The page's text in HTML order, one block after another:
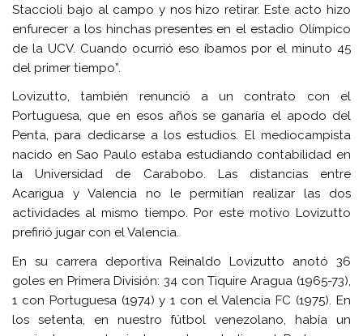
Staccioli bajo al campo y nos hizo retirar. Este acto hizo
enfurecer a los hinchas presentes en el estadio Olímpico
de la UCV. Cuando ocurrió eso íbamos por el minuto 45
del primer tiempo”.
Lovizutto, también renunció a un contrato con el
Portuguesa, que en esos años se ganaría el apodo del
Penta, para dedicarse a los estudios. El mediocampista
nacido en Sao Paulo estaba estudiando contabilidad en
la Universidad de Carabobo. Las distancias entre
Acarigua y Valencia no le permitían realizar las dos
actividades al mismo tiempo. Por este motivo Lovizutto
prefirió jugar con el Valencia.
En su carrera deportiva Reinaldo Lovizutto anotó 36
goles en Primera División: 34 con Tiquire Aragua (1965-73),
1 con Portuguesa (1974) y 1 con el Valencia FC (1975). En
los setenta, en nuestro fútbol venezolano, había un